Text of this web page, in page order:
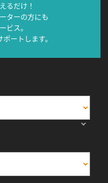
るだけ！
ターの方にも
ビス。
ートします。